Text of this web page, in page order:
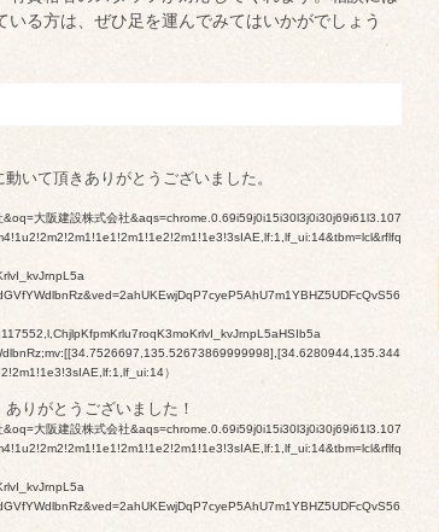
る方は、ぜひ足を運んでみてはいかがでしょう
いて頂きありがとうございました。
大阪建設株式会社&aqs=chrome.0.69i59j0i15i30l3j0i30j69i61l3.107
）
りがとうございました！
大阪建設株式会社&aqs=chrome.0.69i59j0i15i30l3j0i30j69i61l3.107